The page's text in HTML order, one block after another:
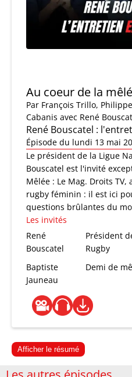
Au coeur de la
Par François Trillo,
Cabanis avec René
René Bouscatel :
Épisode du lundi 13 mai
Le président de la Ligue
Bouscatel est l'invité
Mêlée : Le Mag. Droits
rugby féminin : il est ici
questions brûlantes du
Les invités
René
Bouscatel
Président
Rugby
Baptiste
Jauneau
Demi de
Afficher le résumé